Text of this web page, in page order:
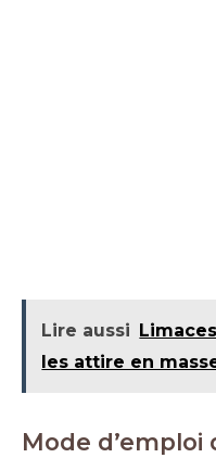
Lire aussi
les attire en
Mode d’emploi